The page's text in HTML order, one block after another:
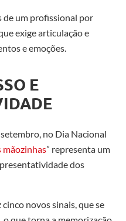
de um profissional por
exige articulação e
e emoções.
E
no Dia Nacional
mãozinhas” representa um
dos
novos sinais, que se